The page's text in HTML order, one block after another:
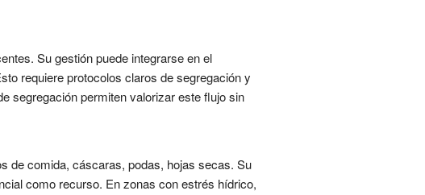
Su gestión puede integrarse en el
requiere protocolos claros de segregación y
segregación permiten valorizar este flujo sin
de comida, cáscaras, podas, hojas secas. Su
como recurso. En zonas con estrés hídrico,